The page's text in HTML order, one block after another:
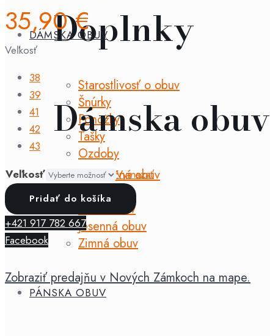
Doplnky
Starostlivosť o obuv
Šnúrky
Ponožky
Tašky
Ozdoby
ZNAČKY
DÁMSKA OBUV
Dámska obuv
Celoročná obuv
Jarná obuv
Letná obuv
Jesenná obuv
Zimná obuv
PÁNSKA OBUV
35,90€
Veľkosť
38
39
41
42
43
Veľkosť
Vymazať
množstvo
Anatomic
-
Starter
A04
Pridať do košíka
+421 917 782 667
Facebook
Zobraziť predajňu v Nových Zámkoch na mape.